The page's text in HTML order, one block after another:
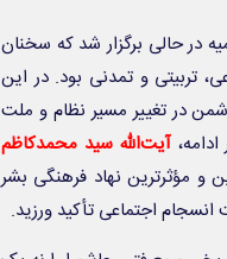
در حالی برگزار شد که سخنان
تربیتی و تمدنی بود. در این
در تغییر مسیر نظام و ملت
آیت‌الله سید محمدکاظم
و مؤثرترین نهاد فرهنگی بشر
اجتماعی تأکید ورزید.